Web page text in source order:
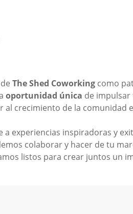
The Shed Coworking como
oportunidad única de impulsar
crecimiento de la comunidad
a experiencias inspiradoras y
colaborar y hacer de tu
listos para crear juntos un